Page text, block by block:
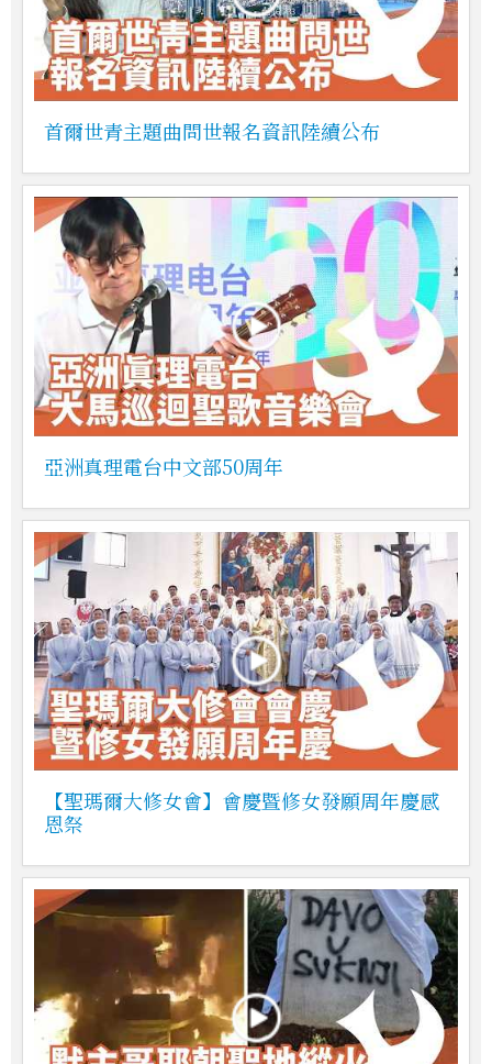
首爾世青主題曲問世報名資訊陸續公布
亞洲真理電台中文部50周年
【聖瑪爾大修女會】會慶暨修女發願周年慶感
恩祭